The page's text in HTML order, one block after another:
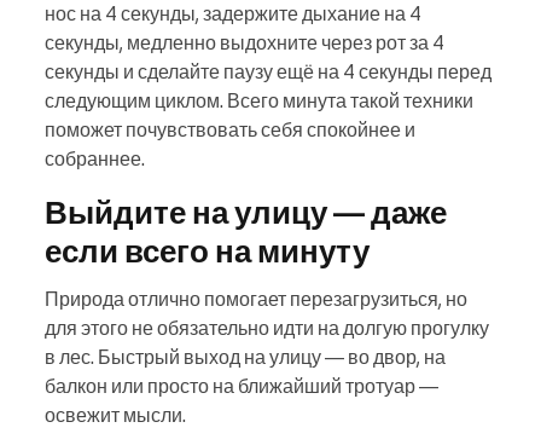
нос на 4 секунды, задержите дыхание на 4
секунды, медленно выдохните через рот за 4
секунды и сделайте паузу ещё на 4 секунды перед
следующим циклом. Всего минута такой техники
поможет почувствовать себя спокойнее и
собраннее.
Выйдите на улицу — даже
если всего на минуту
Природа отлично помогает перезагрузиться, но
для этого не обязательно идти на долгую прогулку
в лес. Быстрый выход на улицу — во двор, на
балкон или просто на ближайший тротуар —
освежит мысли.